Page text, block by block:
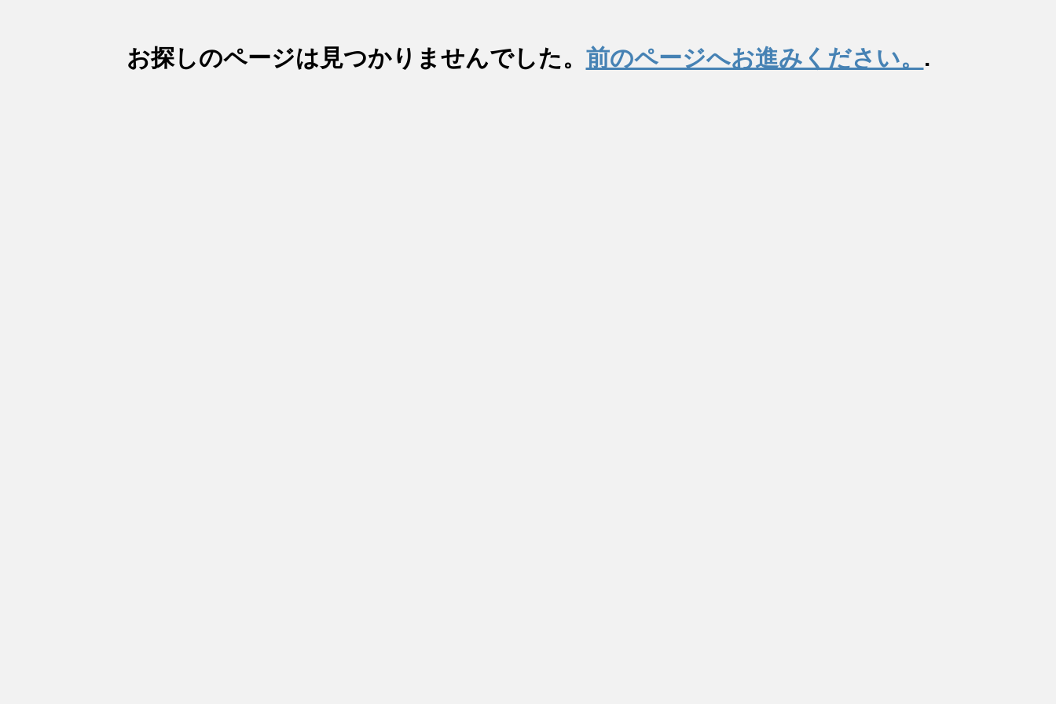
お探しのページは見つかりませんでした。 前のページへお進みください。 .